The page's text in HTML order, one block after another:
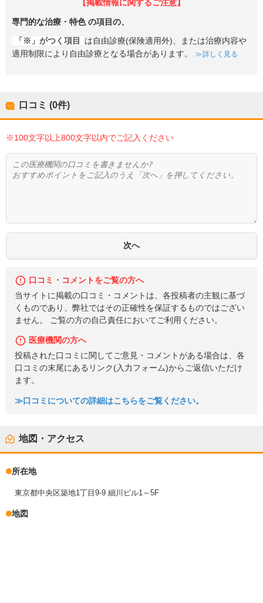
【掲載情報に関するご注意】
専門的な治療・特色の項目の、
「※」がつく項目
は自由診療(保険適用外)、または治療内容や
適用制限により自由診療となる場合があります。
詳しく見る
口コミ (0件)
※100文字以上800文字以内でご記入ください
口コミ・コメントをご覧の方へ
当サイトに掲載の口コミ・コメントは、各投稿者の主観に基づ
くものであり、弊社ではその正確性を保証するものではござい
ません。 ご覧の方の自己責任においてご利用ください。
医療機関の方へ
投稿された口コミに関してご意見・コメントがある場合は、各
口コミの末尾にあるリンク(入力フォーム)からご返信いただけ
ます。
≫口コミについての詳細はこちらをご覧ください。
地図・アクセス
所在地
東京都中央区築地1丁目9-9 細川ビル1～5F
地図